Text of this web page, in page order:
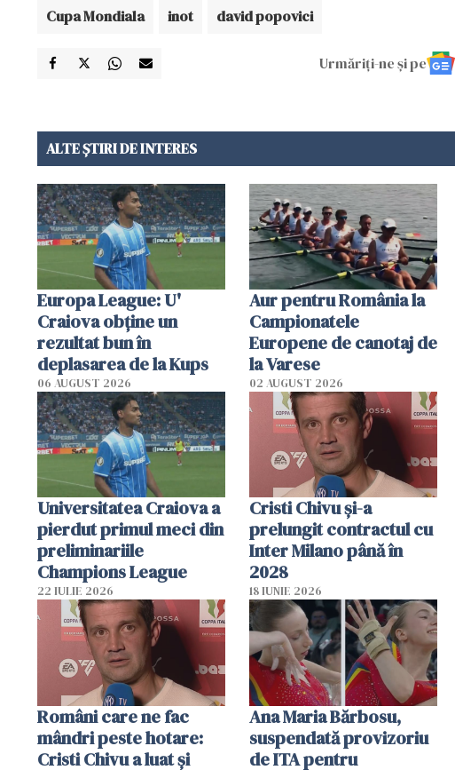
Cupa Mondiala inot david popovici
Urmăriți-ne și pe
ALTE ȘTIRI DE INTERES
Europa League: U'
Craiova obține un
rezultat bun în
deplasarea de la Kups
06 AUGUST 2026
Aur pentru România la
Campionatele
Europene de canotaj de
la Varese
02 AUGUST 2026
Universitatea Craiova a
pierdut primul meci din
preliminariile
Champions League
22 IULIE 2026
Cristi Chivu şi-a
prelungit contractul cu
Inter Milano până în
2028
18 IUNIE 2026
Români care ne fac
mândri peste hotare:
Cristi Chivu a luat și
Ana Maria Bărbosu,
suspendată provizoriu
de ITA pentru